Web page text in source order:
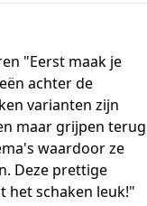
"Eerst maak je
achter de
varianten zijn
maar grijpen terug
waardoor ze
Deze prettige
het schaken leuk!"